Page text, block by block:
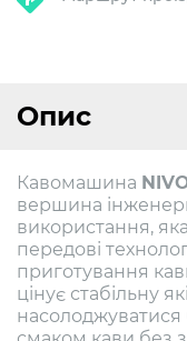
Опис
Кавомашина
вершина
використання,
передові
приготування
цінує стабільну